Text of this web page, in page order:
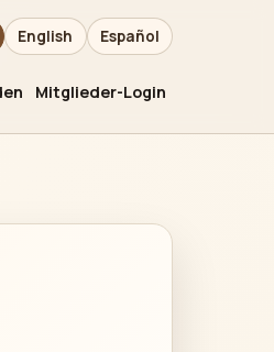
Mitglieder-Login
English Español